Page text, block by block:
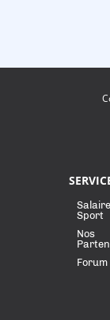
Sport
Nos
Forum